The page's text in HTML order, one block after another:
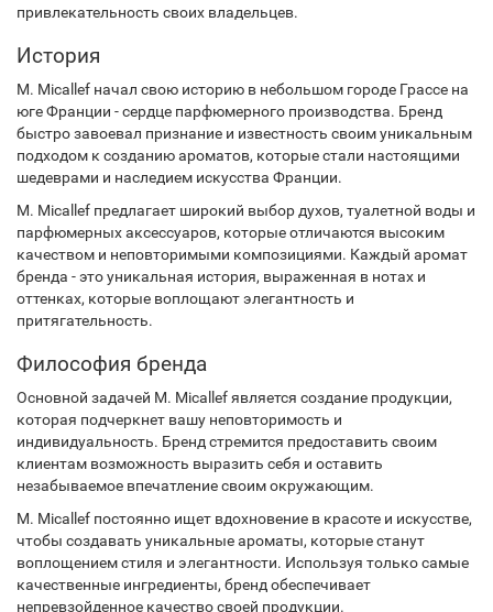
привлекательность своих владельцев.
История
M. Micallef начал свою историю в небольшом городе Грассе на
юге Франции - сердце парфюмерного производства. Бренд
быстро завоевал признание и известность своим уникальным
подходом к созданию ароматов, которые стали настоящими
шедеврами и наследием искусства Франции.
M. Micallef предлагает широкий выбор духов, туалетной воды и
парфюмерных аксессуаров, которые отличаются высоким
качеством и неповторимыми композициями. Каждый аромат
бренда - это уникальная история, выраженная в нотах и
оттенках, которые воплощают элегантность и
притягательность.
Философия бренда
Основной задачей M. Micallef является создание продукции,
которая подчеркнет вашу неповторимость и
индивидуальность. Бренд стремится предоставить своим
клиентам возможность выразить себя и оставить
незабываемое впечатление своим окружающим.
M. Micallef постоянно ищет вдохновение в красоте и искусстве,
чтобы создавать уникальные ароматы, которые станут
воплощением стиля и элегантности. Используя только самые
качественные ингредиенты, бренд обеспечивает
непревзойденное качество своей продукции.